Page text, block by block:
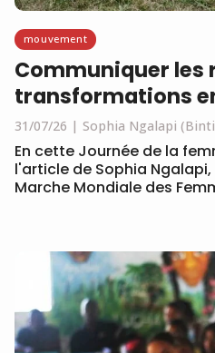
mouvement
Communiquer les
transformations
31/07/26 Sophia Ngalapi
En cette Journée de la
l'article de Sophia
Marche Mondiale des